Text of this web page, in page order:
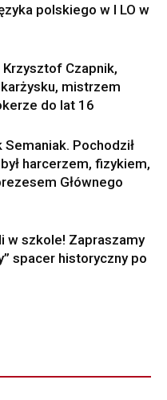
polskiego w I LO w
Krzysztof Czapnik,
mistrzem
do lat 16
Pochodził
harcerzem, fizykiem,
Głównego
w szkole! Zapraszamy
spacer historyczny po